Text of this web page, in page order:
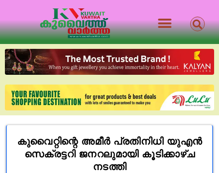
കുവൈറ്റിന്റെ അമീർ പ്രതിനിധി യുഎൻ
സെക്രട്ടറി ജനറലുമായി കൂടിക്കാഴ്ച
നടത്തി